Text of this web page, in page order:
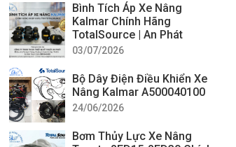
Bình Tích Áp Xe Nâng
Kalmar Chính Hãng
TotalSource | An Phát
03/07/2026
Bộ Dây Điện Điều Khiển Xe
Nâng Kalmar A500040100
24/06/2026
Bơm Thủy Lực Xe Nâng